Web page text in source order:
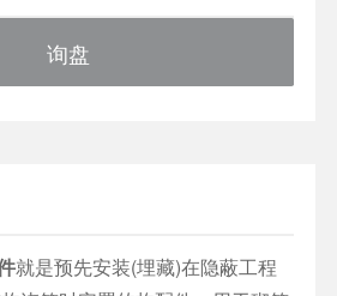
询盘
就是预先安装(埋藏)在隐蔽工程